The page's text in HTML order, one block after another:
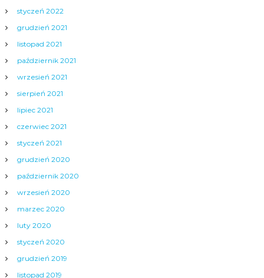
styczeń 2022
grudzień 2021
listopad 2021
październik 2021
wrzesień 2021
sierpień 2021
lipiec 2021
czerwiec 2021
styczeń 2021
grudzień 2020
październik 2020
wrzesień 2020
marzec 2020
luty 2020
styczeń 2020
grudzień 2019
listopad 2019